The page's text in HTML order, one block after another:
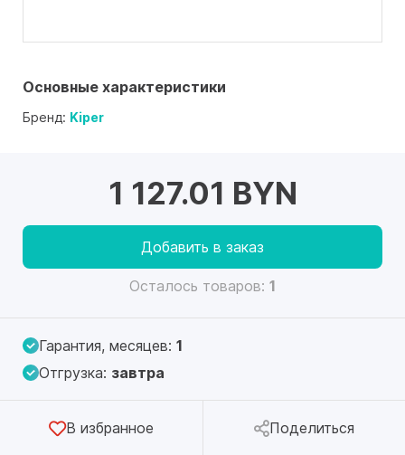
Основные характеристики
Бренд: Kiper
1 127.01 BYN
Добавить в заказ
Осталось товаров: 1
Гарантия, месяцев: 1
Отгрузка: завтра
В избранное Поделиться